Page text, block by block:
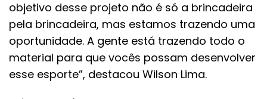
objetivo desse projeto não é só a brincadeira
pela brincadeira, mas estamos trazendo uma
oportunidade. A gente está trazendo todo o
material para que vocês possam desenvolver
esse esporte”, destacou Wilson Lima.